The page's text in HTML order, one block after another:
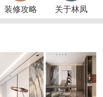
装修攻略 关于林凤